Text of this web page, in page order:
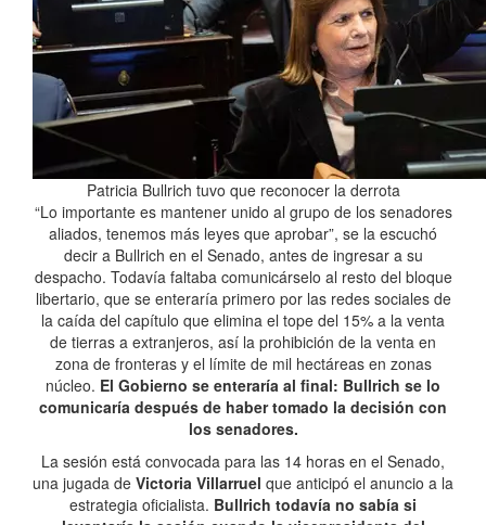
Patricia Bullrich tuvo que reconocer la derrota
“Lo importante es mantener unido al grupo de los senadores
aliados, tenemos más leyes que aprobar”, se la escuchó
decir a Bullrich en el Senado, antes de ingresar a su
despacho. Todavía faltaba comunicárselo al resto del bloque
libertario, que se enteraría primero por las redes sociales de
la caída del capítulo que elimina el tope del 15% a la venta
de tierras a extranjeros, así la prohibición de la venta en
zona de fronteras y el límite de mil hectáreas en zonas
núcleo. El Gobierno se enteraría al final: Bullrich se lo
comunicaría después de haber tomado la decisión con
los senadores.
La sesión está convocada para las 14 horas en el Senado,
una jugada de Victoria Villarruel que anticipó el anuncio a la
estrategia oficialista. Bullrich todavía no sabía si